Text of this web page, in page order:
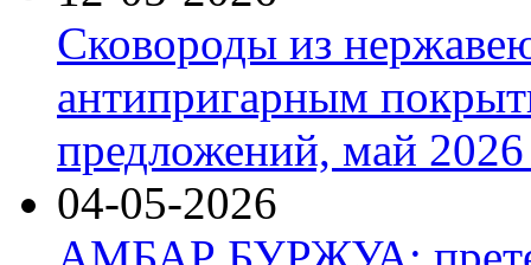
Сковороды из
антипригарным
предложений, май 2026
04-05-2026